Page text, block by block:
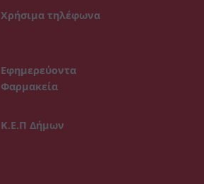
Χρήσιμα τηλέφωνα
Εφημερεύοντα
Φαρμακεία
Κ.Ε.Π Δήμων